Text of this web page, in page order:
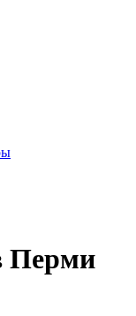
Перми